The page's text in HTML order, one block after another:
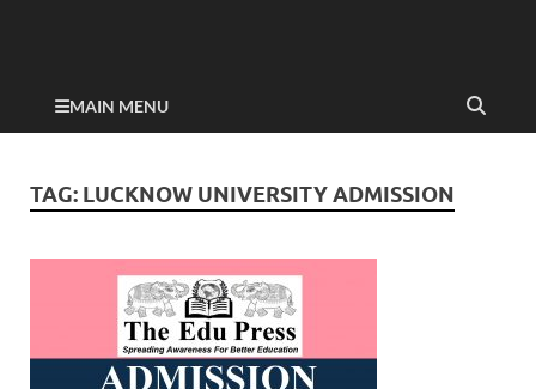
MAIN MENU
TAG: LUCKNOW UNIVERSITY ADMISSION